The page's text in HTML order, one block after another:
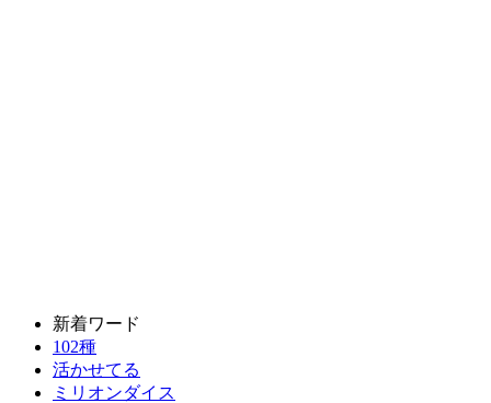
新着ワード
102種
活かせてる
ミリオンダイス